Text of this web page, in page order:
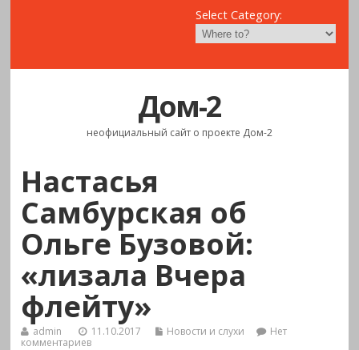
Select Category:
Дом-2
неофициальный сайт о проекте Дом-2
Настасья
Самбурская об
Ольге Бузовой:
«лизала Вчера
флейту»
admin 11.10.2017 Новости и слухи
Нет
комментариев